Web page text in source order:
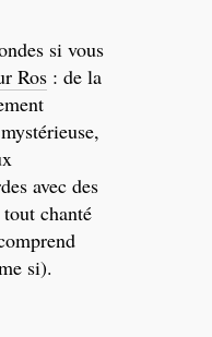
si vous
Ros : de la
avec des
chanté
si).